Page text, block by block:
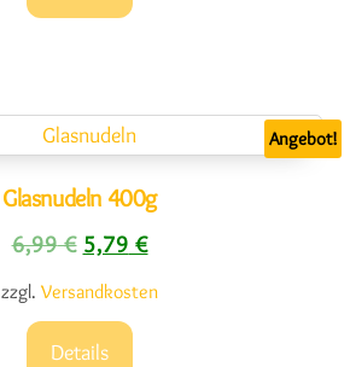
Angebot!
Glasnudeln 400g
6,99€ Ursprünglicher Preis war:
5,79 €Aktueller Preis ist:
zzgl. Versandkosten
Details